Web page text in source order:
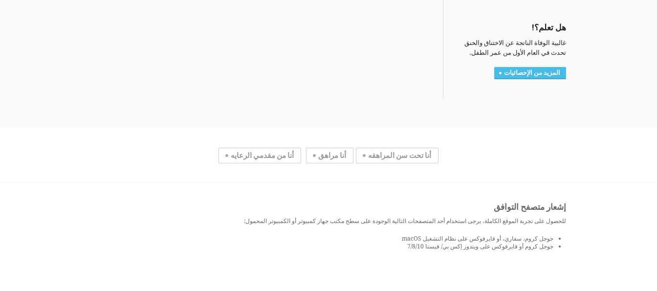
هل تعلم؟!
غالبية الوفاة الناتجة عن الاختناق والخنق
تحدث في العام الأول من عمر الطفل.
المزيد من الإحصائيات
أنا تحت سن المراهقه أنا مراهق أنا من مقدمي الرعايه
إشعار متصفح التوافق
للحصول على تجربة الموقع الكاملة، يرجى استخدام أحد المتصفحات التالية الوجودة على سطح مكتب جهاز كمبيوتر أو الكمبيوتر المحمول:
جوجل كروم، سفاري، أو فايرفوكس على نظام التشغيل macOS
جوجل كروم أو فايرفوكس على ويندوز إكس بي/ فيستا 7/8/10